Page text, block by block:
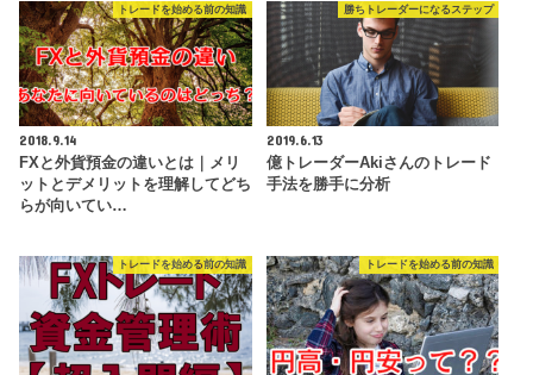
トレードを始める前の知識
2018.9.14
FXと外貨預金の違いとは｜メリ
ットとデメリットを理解してどち
らが向いてい…
勝ちトレーダーになるステップ
2019.6.13
億トレーダーAkiさんのトレード
手法を勝手に分析
トレードを始める前の知識 トレードを始める前の知識